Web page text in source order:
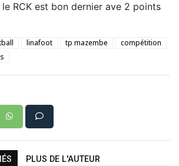
RCK est bon dernier ave 2 points
linafoot tp mazembe
compétition
PLUS DE L'AUTEUR